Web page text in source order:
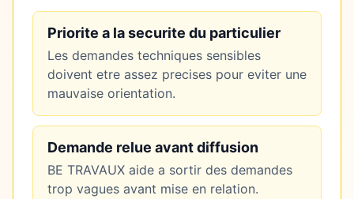
Priorite a la securite du particulier
Les demandes techniques sensibles
doivent etre assez precises pour eviter une
mauvaise orientation.
Demande relue avant diffusion
BE TRAVAUX aide a sortir des demandes
trop vagues avant mise en relation.